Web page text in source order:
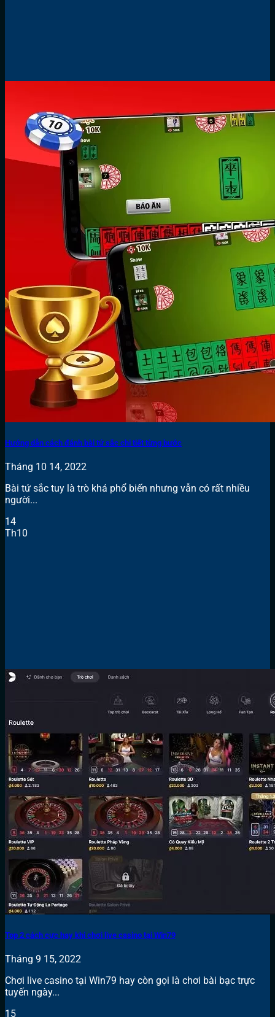
Hướng dẫn cách đánh bài tứ sắc chi tiết từng bước
Tháng 10 14, 2022
Bài tứ sắc tuy là trò khá phổ biến nhưng vẫn có rất nhiều
người...
14
Th10
Top 2 cách cực hay khi chơi live casino tại Win79
Tháng 9 15, 2022
Chơi live casino tại Win79 hay còn gọi là chơi bài bạc trực
tuyến ngày...
15